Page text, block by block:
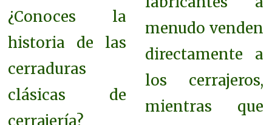
¿Conoces la
historia de las
cerraduras
clásicas de
cerrajería?
menudo venden
directamente a
los cerrajeros,
mientras que